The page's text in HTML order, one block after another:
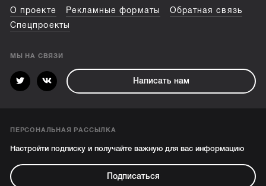
О проекте Рекламные форматы
Обратная связь
Спецпроекты
МЫ НА СВЯЗИ
Написать нам
ПЕРСОНАЛЬНАЯ РАССЫЛКА
Настройти подписку и получайте важную для вас информацию
Подписаться